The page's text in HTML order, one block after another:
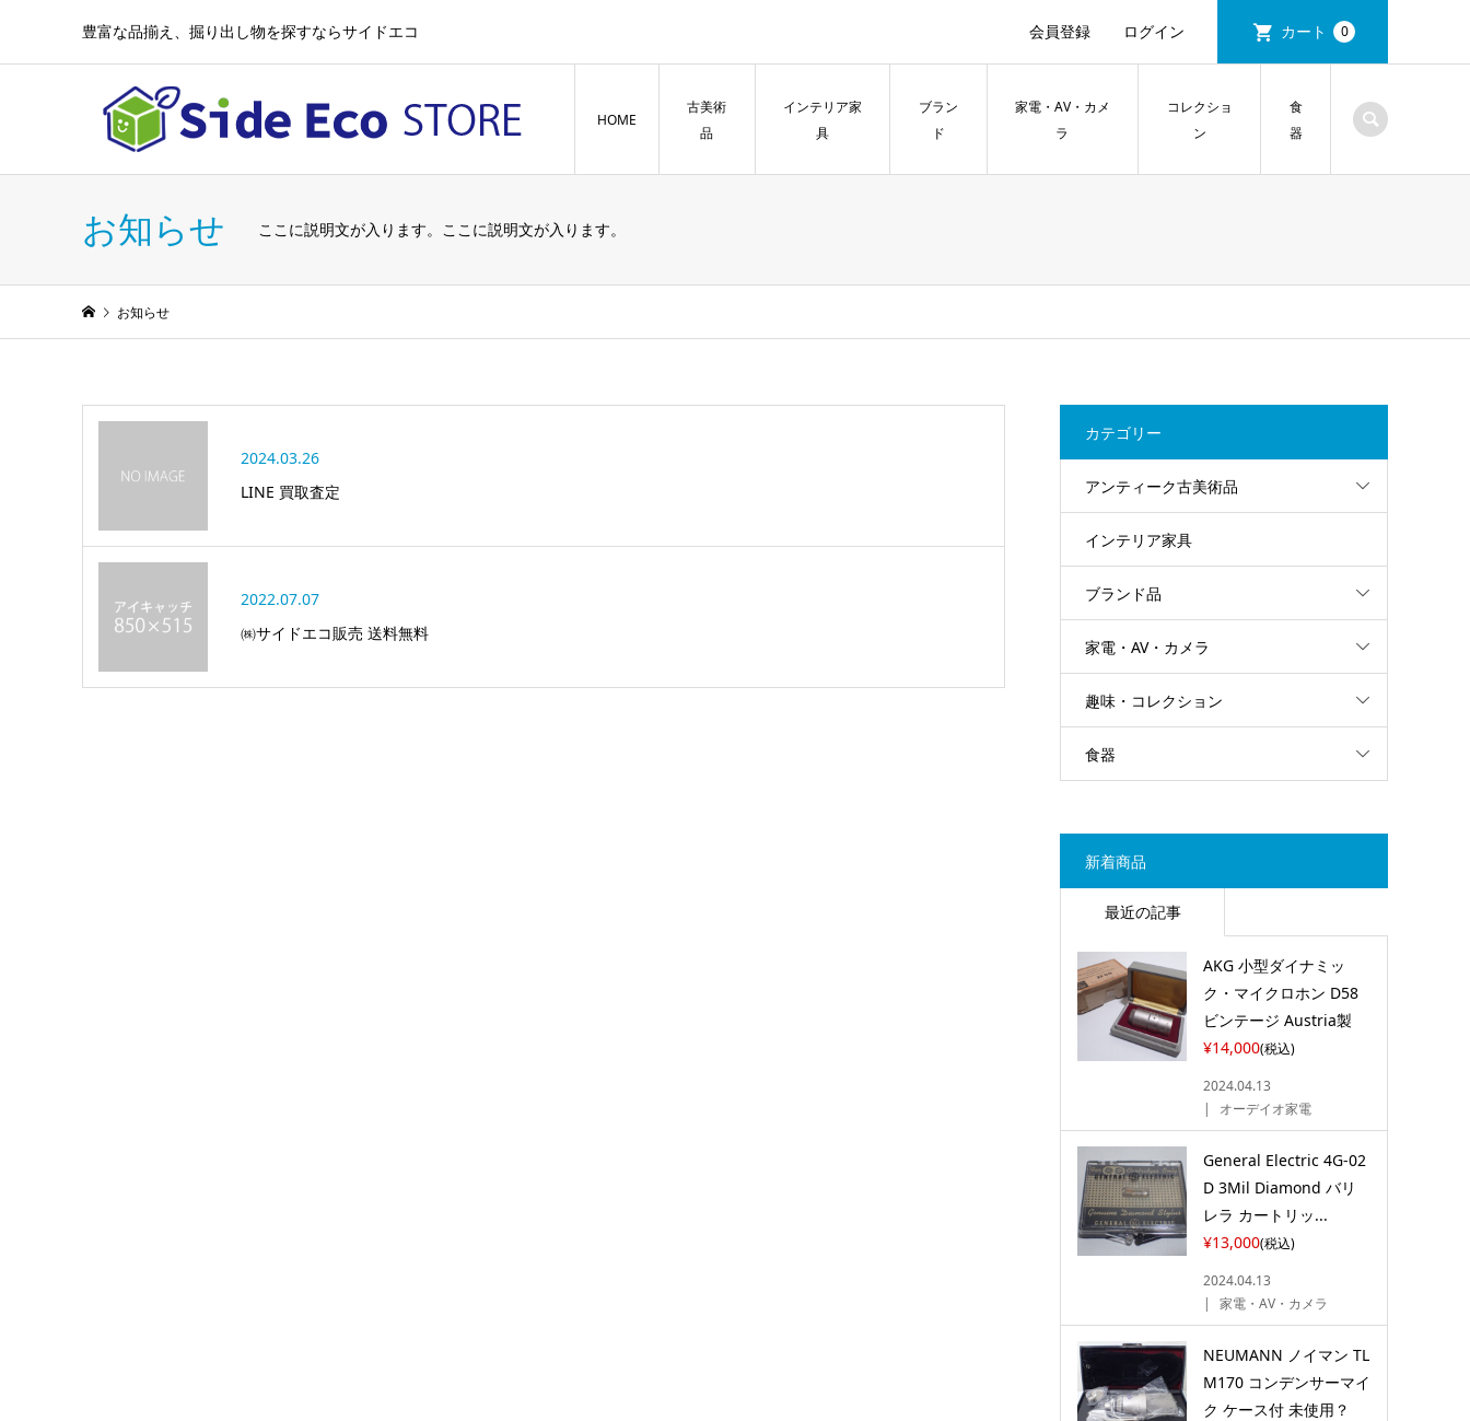
豊富な品揃え、掘り出し物を探すならサイドエコ 会員登録 ログイン カート 0
HOME
古美術
品
インテリア家
具
ブラン
ド
家電・AV・カメ
ラ
コレクショ
ン
食
器
お知らせ ここに説明文が入ります。ここに説明文が入ります。
お知らせ
2024.03.26
LINE 買取査定
2022.07.07
㈱サイドエコ販売 送料無料
カテゴリー
アンティーク古美術品
インテリア家具
ブランド品
家電・AV・カメラ
趣味・コレクション
食器
新着商品
最近の記事
AKG 小型ダイナミッ
ク・マイクロホン D58
ビンテージ Austria製
¥14,000(税込)
2024.04.13
オーデイオ家電
General Electric 4G-02
D 3Mil Diamond バリ
レラ カートリッ...
¥13,000(税込)
2024.04.13
家電・AV・カメラ
NEUMANN ノイマン TL
M170 コンデンサーマイ
ク ケース付 未使用？